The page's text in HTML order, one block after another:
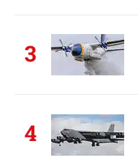
3
4